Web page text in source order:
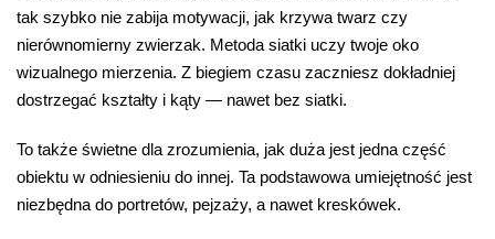
tak szybko nie zabija motywacji, jak krzywa twarz czy
nierównomierny zwierzak. Metoda siatki uczy twoje oko
wizualnego mierzenia. Z biegiem czasu zaczniesz dokładniej
dostrzegać kształty i kąty — nawet bez siatki.
To także świetne dla zrozumienia, jak duża jest jedna część
obiektu w odniesieniu do innej. Ta podstawowa umiejętność jest
niezbędna do portretów, pejzaży, a nawet kreskówek.